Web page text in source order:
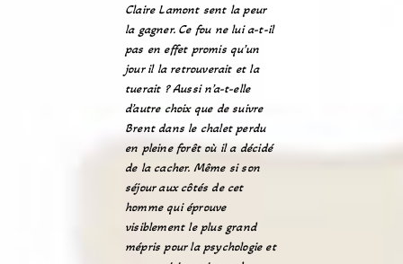
Claire Lamont sent la peur
la gagner. Ce fou ne lui a-t-il
pas en effet promis qu’un
jour il la retrouverait et la
tuerait ? Aussi n’a-t-elle
d’autre choix que de suivre
Brent dans le chalet perdu
en pleine forêt où il a décidé
de la cacher. Même si son
séjour aux côtés de cet
homme qui éprouve
visiblement le plus grand
mépris pour la psychologie et